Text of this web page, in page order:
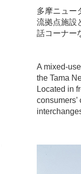
多摩ニュー
流拠点施設
話コーナー
A mixed-
the Tama
Located in